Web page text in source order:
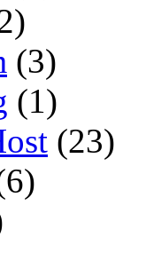
(3)
(1)
(23)